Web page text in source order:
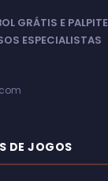
GRÁTIS E
ESPECIALISTAS
DE JOGOS